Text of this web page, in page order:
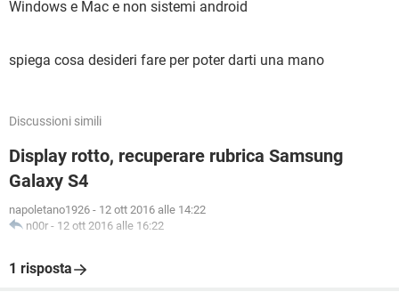
Windows e Mac e non sistemi android
spiega cosa desideri fare per poter darti una mano
Discussioni simili
Display rotto, recuperare rubrica Samsung
Galaxy S4
napoletano1926 - 12 ott 2016 alle 14:22
n00r - 12 ott 2016 alle 16:22
1 risposta